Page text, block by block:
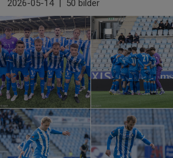
2026-05-14 | 50 bilder